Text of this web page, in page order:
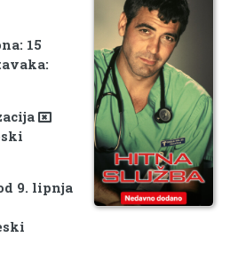
15
9. lipnja